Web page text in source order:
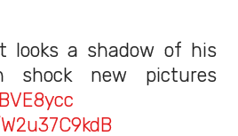
looks a shadow of his
shock new pictures